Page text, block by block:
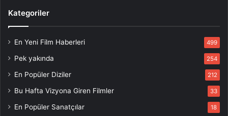
Kategoriler
En Yeni Film Haberleri 499
Pek yakında 254
En Popüler Diziler 212
Bu Hafta Vizyona Giren Filmler 33
En Popüler Sanatçılar 18